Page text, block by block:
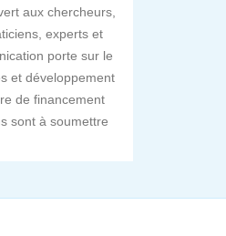
aux chercheurs,
experts et
porte sur le
et développement
de financement
sont à soumettre